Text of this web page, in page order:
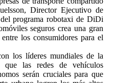
Director Ejecutivo de
programa robotaxi de DiDi
seguros crea una gran
los consumidores para el
los líderes mundiales de la
que las redes de vehículos
serán cruciales para que